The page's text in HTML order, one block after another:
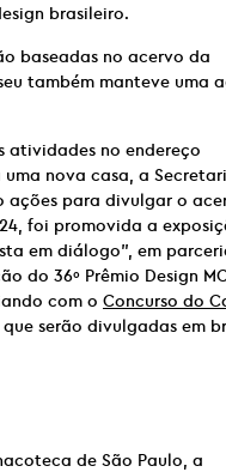
brasileiro.
baseadas no acervo da
também manteve uma
atividades no endereço
nova casa, a
ações para divulgar o
foi promovida a
em diálogo”, em
do 36º Prêmio Design
com o Concurso do
serão divulgadas em
de São Paulo, a